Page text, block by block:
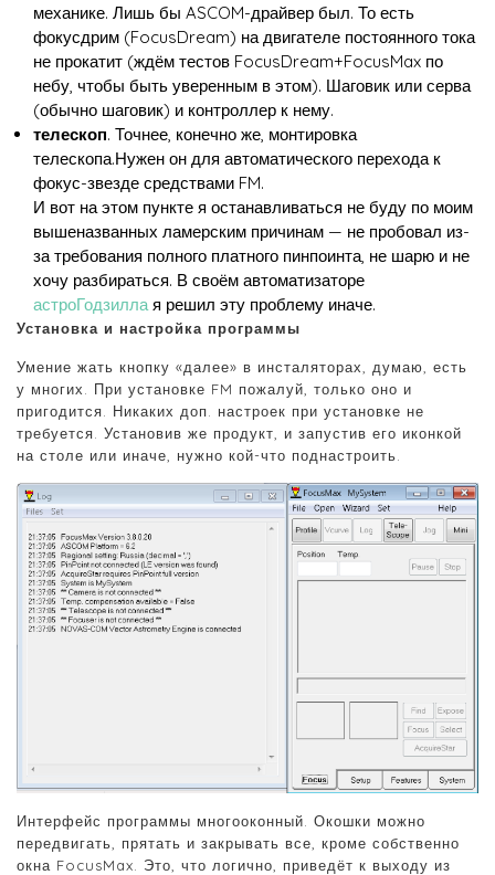
механике. Лишь бы ASCOM-драйвер был. То есть
фокусдрим (FocusDream) на двигателе постоянного тока
не прокатит (ждём тестов FocusDream+FocusMax по
небу, чтобы быть уверенным в этом). Шаговик или серва
(обычно шаговик) и контроллер к нему.
телескоп. Точнее, конечно же, монтировка
телескопа.Нужен он для автоматического перехода к
фокус-звезде средствами FM.
И вот на этом пункте я останавливаться не буду по моим
вышеназванных ламерским причинам — не пробовал из-
за требования полного платного пинпоинта, не шарю и не
хочу разбираться. В своём автоматизаторе
астроГодзиллая решил эту проблему иначе.
Установка и настройка программы
Умение жать кнопку «далее» в инсталяторах, думаю, есть
у многих. При установке FM пожалуй, только оно и
пригодится. Никаких доп. настроек при установке не
требуется. Установив же продукт, и запустив его иконкой
на столе или иначе, нужно кой-что поднастроить.
Интерфейс программы многооконный. Окошки можно
передвигать, прятать и закрывать все, кроме собственно
окна FocusMax. Это, что логично, приведёт к выходу из